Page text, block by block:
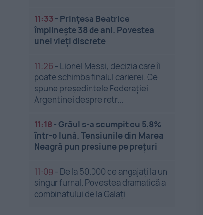
11:33 - Prințesa Beatrice
împlinește 38 de ani. Povestea
unei vieți discrete
11:26 - Lionel Messi, decizia care îi
poate schimba finalul carierei. Ce
spune președintele Federației
Argentinei despre retr...
11:18 -Grâul s-a scumpit cu 5,8%
într-o lună. Tensiunile din Marea
Neagră pun presiune pe prețuri
11:09 - De la 50.000 de angajați la un
singur furnal. Povestea dramatică a
combinatului de la Galați